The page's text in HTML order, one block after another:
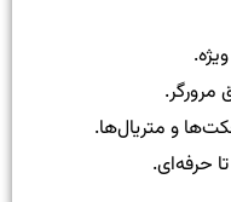
مرورگر.
و متریال‌ها.
حرفه‌ای.